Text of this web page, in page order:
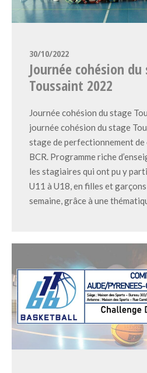
30/10/2022
Journée cohésion
Toussaint 2022
Journée cohésion du stage
journée cohésion du stage
stage de perfectionnement de
BCR. Programme riche
les stagiaires qui ont pu y
U11 à U18, en filles et
semaine, grâce à une